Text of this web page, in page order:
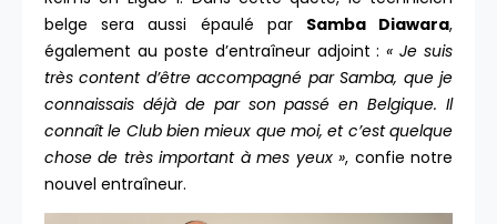
belge sera aussi épaulé par Samba Diawara,
également au poste d’entraîneur adjoint :« Je suis
très content d’être accompagné par Samba, que je
connaissais déjà de par son passé en Belgique. Il
connaît le Club bien mieux que moi, et c’est quelque
chose de très important à mes yeux », confie notre
nouvel entraîneur.